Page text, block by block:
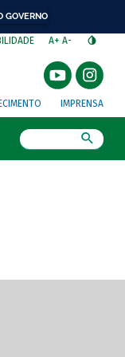
GOVERNO
A+ A-
IMPRENSA